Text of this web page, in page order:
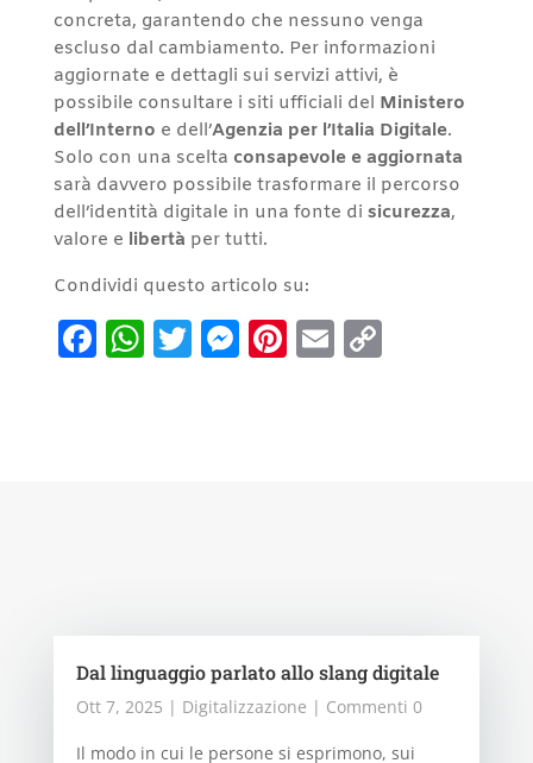
concreta, garantendo che nessuno venga
escluso dal cambiamento. Per informazioni
aggiornate e dettagli sui servizi attivi, è
possibile consultare i siti ufficiali del Ministero
dell’Interno e dell’Agenzia per l’Italia Digitale.
Solo con una scelta consapevole e aggiornata
sarà davvero possibile trasformare il percorso
dell’identità digitale in una fonte di sicurezza,
valore e libertà per tutti.
Condividi questo articolo su:
Facebook
WhatsApp
Twitter
Messenger
Pinterest
EmailCopy
Dal linguaggio parlato allo slang digitale
Ott 7, 2025 | Digitalizzazione | Commenti 0
Il modo in cui le persone si esprimono, sui